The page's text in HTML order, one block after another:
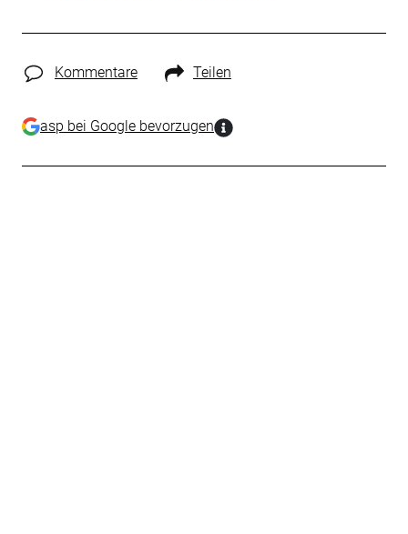
Kommentare Teilen
asp bei Google bevorzugen